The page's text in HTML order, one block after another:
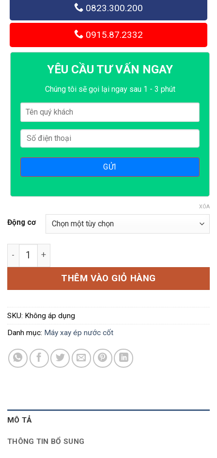
0823.300.200
0915.87.2332
YÊU CẦU TƯ VẤN NGAY
Chúng tôi sẽ gọi lại ngay sau 1 - 3 phút
Động cơ
XÓA
Máy ép nước cốt inox công nghiệp số lượng
THÊM VÀO GIỎ HÀNG
SKU: Không áp dụng
Danh mục: Máy xay ép nước cốt
MÔ TẢ
THÔNG TIN BỔ SUNG